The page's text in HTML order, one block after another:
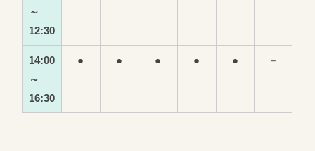
～
12:30
14:00
～
16:30
● ● ● ● ● －